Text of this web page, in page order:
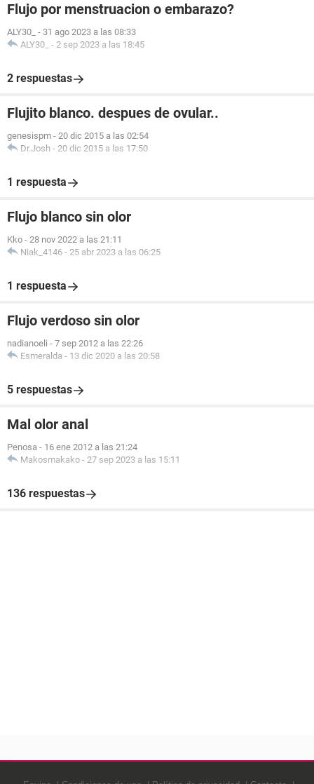
Flujo por menstruacion o embarazo?
ALY30_ - 31 ago 2023 a las 08:33
ALY30_ - 2 sep 2023 a las 18:45
2 respuestas
Flujito blanco. despues de ovular..
genesispm - 20 dic 2015 a las 02:54
Dr.Josh - 20 dic 2015 a las 17:50
1 respuesta
Flujo blanco sin olor
Kko - 28 nov 2022 a las 21:11
Niak_4146 - 25 abr 2023 a las 06:25
1 respuesta
Flujo verdoso sin olor
nadianoeli - 7 sep 2012 a las 22:26
Esmeralda - 13 dic 2020 a las 20:58
5 respuestas
Mal olor anal
Penosa - 16 ene 2012 a las 21:24
Makosmakako - 27 sep 2023 a las 15:11
136 respuestas